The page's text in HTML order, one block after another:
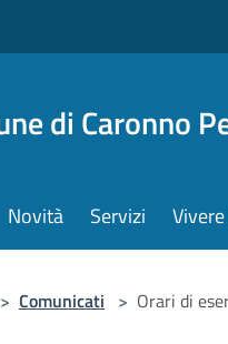
di Caronno
Novità Servizi
> Comunicati > Orari di